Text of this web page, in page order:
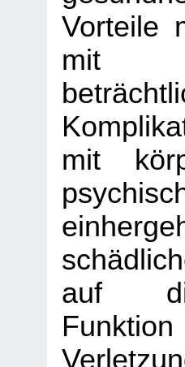
Vorteile
mit
mit
auf